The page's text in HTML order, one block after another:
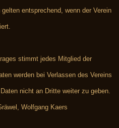
entsprechend, wenn der Verein
stimmt jedes Mitglied der
werden bei Verlassen des Vereins
nicht an Dritte weiter zu geben.
Wolfgang Kaers